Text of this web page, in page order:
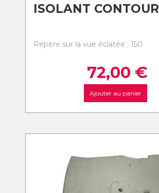
ISOLANT CONTOUR
Repère sur la vue éclatée : 150
72,00 €
Ajouter au panier